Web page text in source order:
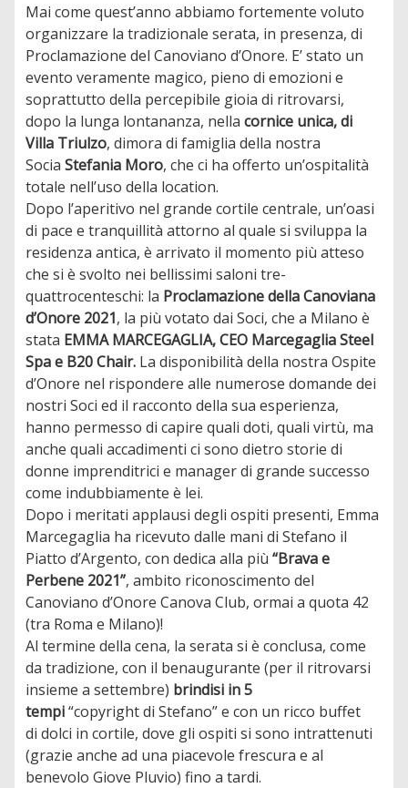
Mai come quest’anno abbiamo fortemente voluto
organizzare la tradizionale serata, in presenza, di
Proclamazione del Canoviano d’Onore. E’ stato un
evento veramente magico, pieno di emozioni e
soprattutto della percepibile gioia di ritrovarsi,
dopo la lunga lontananza, nella cornice unica, di
Villa Triulzo, dimora di famiglia della nostra
SociaStefania Moro, che ci ha offerto un’ospitalità
totale nell’uso della location.
Dopo l’aperitivo nel grande cortile centrale, un’oasi
di pace e tranquillità attorno al quale si sviluppa la
residenza antica, è arrivato il momento più atteso
che si è svolto nei bellissimi saloni tre-
quattrocenteschi: la Proclamazione della Canoviana
d’Onore 2021, la più votato dai Soci, che a Milano è
stata EMMA MARCEGAGLIA, CEO Marcegaglia Steel
Spa e B20 Chair. La disponibilità della nostra Ospite
d’Onore nel rispondere alle numerose domande dei
nostri Soci ed il racconto della sua esperienza,
hanno permesso di capire quali doti, quali virtù, ma
anche quali accadimenti ci sono dietro storie di
donne imprenditrici e manager di grande successo
come indubbiamente è lei.
Dopo i meritati applausi degli ospiti presenti, Emma
Marcegaglia ha ricevuto dalle mani di Stefano il
Piatto d’Argento, con dedica alla più“Brava e
Perbene 2021”, ambito riconoscimento del
Canoviano d’Onore Canova Club, ormai a quota 42
(tra Roma e Milano)!
Al termine della cena, la serata si è conclusa, come
da tradizione, con il benaugurante (per il ritrovarsi
insieme a settembre) brindisi in 5
tempi“copyright di Stefano” e con un ricco buffet
di dolci in cortile, dove gli ospiti si sono intrattenuti
(grazie anche ad una piacevole frescura e al
benevolo Giove Pluvio) fino a tardi.